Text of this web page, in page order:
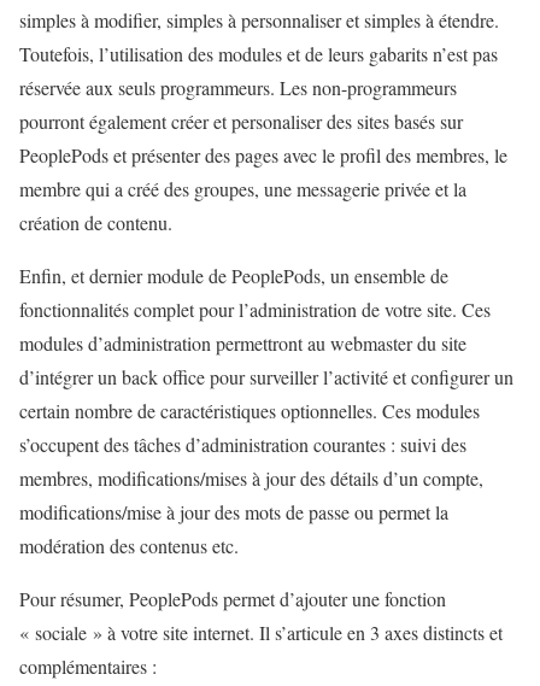
simples à modifier, simples à personnaliser et simples à étendre.
Toutefois, l’utilisation des modules et de leurs gabarits n’est pas
réservée aux seuls programmeurs. Les non-programmeurs
pourront également créer et personaliser des sites basés sur
PeoplePods et présenter des pages avec le profil des membres, le
membre qui a créé des groupes, une messagerie privée et la
création de contenu.
Enfin, et dernier module de PeoplePods, un ensemble de
fonctionnalités complet pour l’administration de votre site. Ces
modules d’administration permettront au webmaster du site
d’intégrer un back office pour surveiller l’activité et configurer un
certain nombre de caractéristiques optionnelles. Ces modules
s’occupent des tâches d’administration courantes : suivi des
membres, modifications/mises à jour des détails d’un compte,
modifications/mise à jour des mots de passe ou permet la
modération des contenus etc.
Pour résumer, PeoplePods permet d’ajouter une fonction
« sociale » à votre site internet. Il s’articule en 3 axes distincts et
complémentaires :